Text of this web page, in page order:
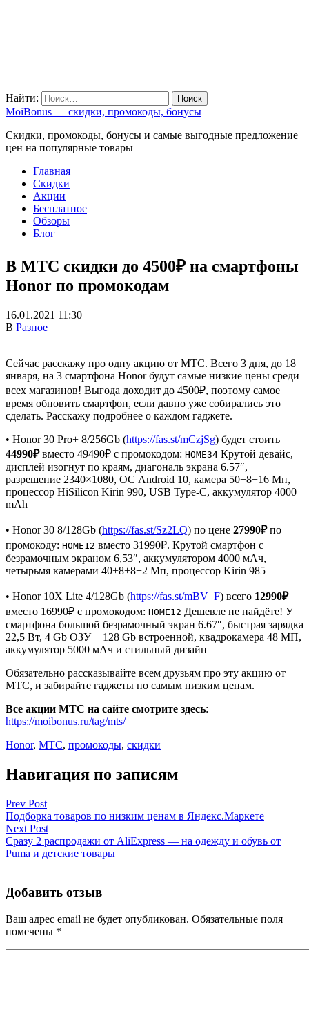
Найти:
MoiBonus — скидки, промокоды, бонусы
Скидки, промокоды, бонусы и самые выгодные предложение
цен на популярные товары
Главная
Скидки
Акции
Бесплатное
Обзоры
Блог
В МТС скидки до 4500₽ на смартфоны
Honor по промокодам
16.01.2021 11:30
В Разное
Сейчас расскажу про одну акцию от МТС. Всего 3 дня, до 18
января, на 3 смартфона Honor будут самые низкие цены среди
всех магазинов! Выгода доходит до 4500₽, поэтому самое
время обновить смартфон, если давно уже собирались это
сделать. Расскажу подробнее о каждом гаджете.
• Honor 30 Pro+ 8/256Gb (https://fas.st/mCzjSg) будет стоить
44990₽вместо 49490₽ с промокодом: HOME34 Крутой девайс,
дисплей изогнут по краям, диагональ экрана 6.57″,
разрешение 2340×1080, ОС Android 10, камера 50+8+16 Мп,
процессор HiSilicon Kirin 990, USB Type-C, аккумулятор 4000
mAh
• Honor 30 8/128Gb (https://fas.st/Sz2LQ) по цене 27990₽по
промокоду: HOME12 вместо 31990₽. Крутой смартфон с
безрамочным экраном 6,53″, аккумулятором 4000 мАч,
четырьмя камерами 40+8+8+2 Мп, процессор Kirin 985
• Honor 10X Lite 4/128Gb (https://fas.st/mBV_F) всего 12990₽
вместо 16990₽ с промокодом: HOME12 Дешевле не найдёте! У
смартфона большой безрамочный экран 6.67″, быстрая зарядка
22,5 Вт, 4 Gb ОЗУ + 128 Gb встроенной, квадрокамера 48 МП,
аккумулятор 5000 мАч и стильный дизайн
Обязательно рассказывайте всем друзьям про эту акцию от
МТС, и забирайте гаджеты по самым низким ценам.
Все акции МТС на сайте смотрите здесь:
https://moibonus.ru/tag/mts/
Honor, МТС, промокоды, скидки
Навигация по записям
Prev Post
Подборка товаров по низким ценам в Яндекс.Маркете
Next Post
Сразу 2 распродажи от AliExpress — на одежду и обувь от
Puma и детские товары
Добавить отзыв
Ваш адрес email не будет опубликован. Обязательные поля
помечены *